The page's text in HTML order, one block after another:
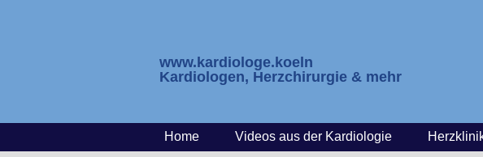
www.kardiologe.koeln
Kardiologen, Herzchirurgie & mehr
Home Videos aus der Kardiologie